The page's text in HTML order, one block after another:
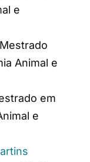
e
Animal e
em
e